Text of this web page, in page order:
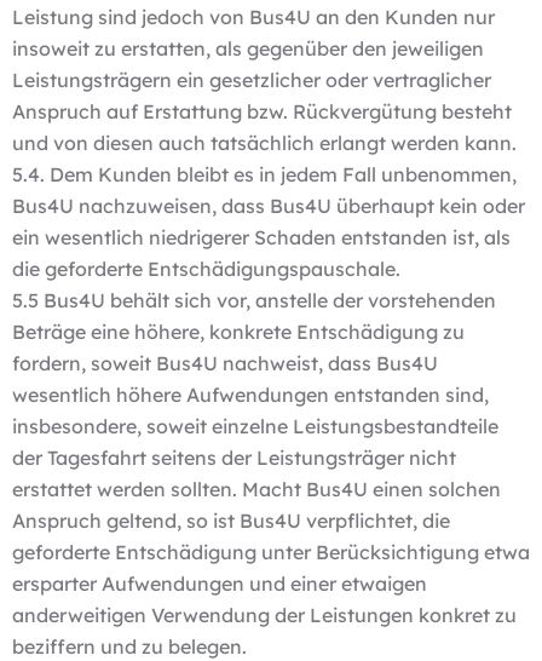
Leistung sind jedoch von Bus4U an den Kunden nur
insoweit zu erstatten, als gegenüber den jeweiligen
Leistungsträgern ein gesetzlicher oder vertraglicher
Anspruch auf Erstattung bzw. Rückvergütung besteht
und von diesen auch tatsächlich erlangt werden kann.
5.4. Dem Kunden bleibt es in jedem Fall unbenommen,
Bus4U nachzuweisen, dass Bus4U überhaupt kein oder
ein wesentlich niedrigerer Schaden entstanden ist, als
die geforderte Entschädigungspauschale.
5.5 Bus4U behält sich vor, anstelle der vorstehenden
Beträge eine höhere, konkrete Entschädigung zu
fordern, soweit Bus4U nachweist, dass Bus4U
wesentlich höhere Aufwendungen entstanden sind,
insbesondere, soweit einzelne Leistungsbestandteile
der Tagesfahrt seitens der Leistungsträger nicht
erstattet werden sollten. Macht Bus4U einen solchen
Anspruch geltend, so ist Bus4U verpflichtet, die
geforderte Entschädigung unter Berücksichtigung etwa
ersparter Aufwendungen und einer etwaigen
anderweitigen Verwendung der Leistungen konkret zu
beziffern und zu belegen.